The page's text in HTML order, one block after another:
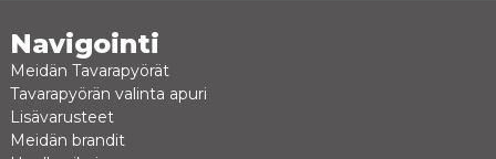
Navigointi
Meidän Tavarapyörät
Tavarapyörän valinta apuri
Lisävarusteet
Meidän brandit